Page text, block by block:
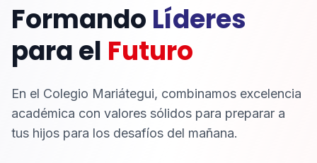
Formando Líderes
para el Futuro
En el Colegio Mariátegui, combinamos excelencia
académica con valores sólidos para preparar a
tus hijos para los desafíos del mañana.